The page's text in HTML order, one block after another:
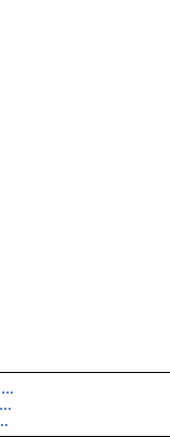
김지민 김준호 2세 임신소식 전와이프 김은영과 자녀는?
(부산 서구 / 송도해상케이블카 송도스카이파크 #4) 바다 위를 날아가는 케이블카를 타고 감상하는 작은 테마파크
피트 예약 가격 시간표 타는법